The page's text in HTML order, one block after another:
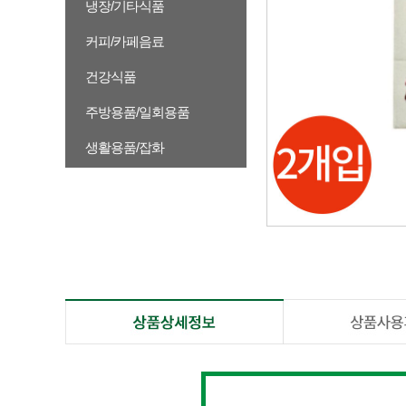
냉장/기타식품
커피/카페음료
건강식품
주방용품/일회용품
생활용품/잡화